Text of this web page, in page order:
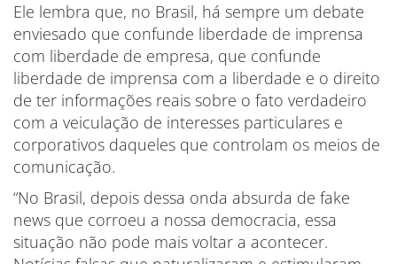
Ele lembra que, no Brasil, há sempre um debate
enviesado que confunde liberdade de imprensa
com liberdade de empresa, que confunde
liberdade de imprensa com a liberdade e o direito
de ter informações reais sobre o fato verdadeiro
com a veiculação de interesses particulares e
corporativos daqueles que controlam os meios de
comunicação.
“No Brasil, depois dessa onda absurda de fake
news que corroeu a nossa democracia, essa
situação não pode mais voltar a acontecer.